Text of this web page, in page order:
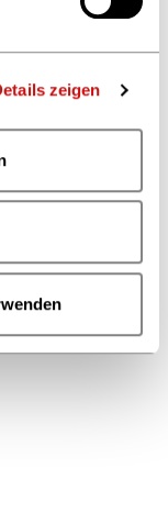
zeigen